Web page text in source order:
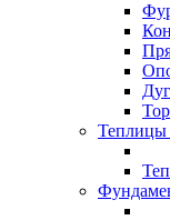
Теплицы